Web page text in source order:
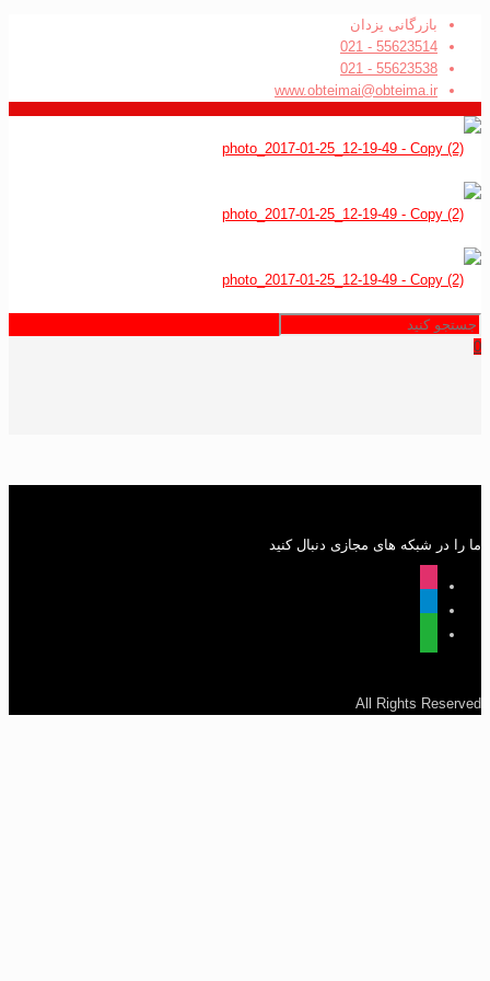
بازرگانی یزدان
55623514 - 021
55623538 - 021
www.obteimai@obteima.ir
0
ما را در شبکه های مجازی دنبال کنید
All Rights Reserved